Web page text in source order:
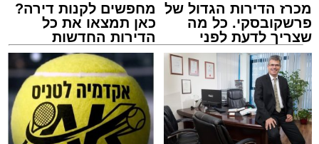
מכרז הדירות הגדול של
פרשקובסקי. כל מה
שצריך לדעת לפני
שמגישים הצעה לדירה
באשדוד
מחפשים לקנות דירה?
כאן תמצאו את כל
הדירות החדשות
למכירה באשדוד >>>